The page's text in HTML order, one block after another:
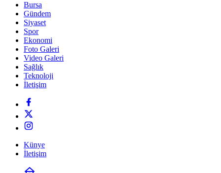
Bursa
Gündem
Siyaset
Spor
Ekonomi
Foto Galeri
Video Galeri
Sağlık
Teknoloji
İletişim
Künye
İletişim